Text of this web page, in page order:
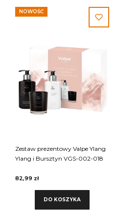
NOWOŚĆ
Zestaw prezentowy Valpe Ylang
Ylang i Bursztyn VGS-002-018
82,99 zł
DO KOSZYKA